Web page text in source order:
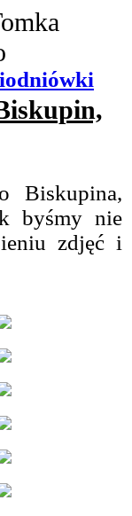
Biskupina,
byśmy nie
zdjęć i